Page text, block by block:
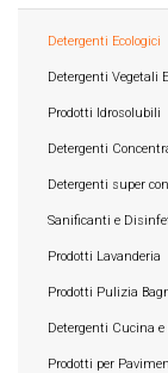
Detergenti Ecologici
Detergenti Vegetali
Prodotti Idrosolubili
Detergenti
Detergenti super
Sanificanti e
Prodotti Lavanderia
Prodotti Pulizia
Detergenti Cucina e
Prodotti per